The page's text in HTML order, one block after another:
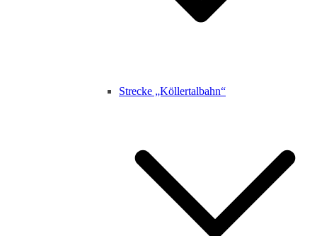
Strecke „Köllertalbahn“